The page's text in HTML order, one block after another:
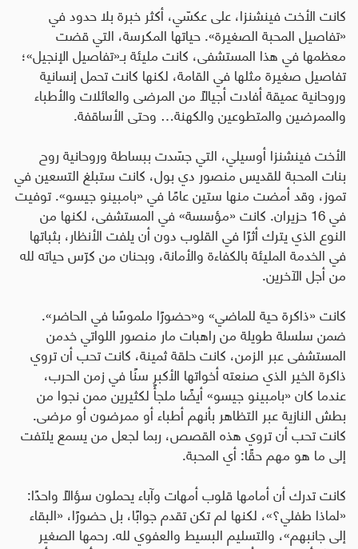
كانت الأخت فينشنزا، على عكسّي، أكثر خبرة بلا حدود في
«تفاصيل المحبة الصغيرة». حياتها المكرسة، التي قضت
معظمها في هذا المستشفى، كانت مليئة بـ«تفاصيل الإنجيل»؛
تفاصيل صغيرة مثلها في القامة، لكنها كانت تحمل إنسانية
وروحانية عميقة أفادت أجيالًا من المرضى والعائلات والأطباء
والممرضين والمتطوعين والكهنة… وحتى الأساقفة.
الأخت فينشنزا أوسيلي، التي جسّدت ببساطة وروحانية روح
بنات المحبة للقديس منصور دي بول، كانت ستبلغ التسعين في
تموز، وقد أمضت منها ستين عامًا في «بامبينو جيسو». توفيت
في 16 حزيران. كانت «مؤسسة» في المستشفى، لكنها من
النوع الذي يترك أثرًا في القلوب دون أن يلفت الأنظار، بثباتها
في الخدمة المليئة بالكفاءة والأمانة، وبحنان من كرّس حياته لله
من أجل الآخرين.
كانت «ذاكرة حية للماضي» و«حضورًا ملموسًا في الحاضر».
ضمن سلسلة طويلة من راهبات مار منصور اللواتي خدمن
المستشفى عبر الزمن، كانت حلقة ثمينة، كانت تحب أن تروي
ذاكرة الخير الذي صنعته أخواتها الأكبر سنًا في زمن الحرب،
عندما كان «بامبينو جيسو» أيضًا ملجأً لكثيرين ممن نجوا من
بطش النازية عبر التظاهر بأنهم أطباء أو ممرضون أو مرضى.
كانت تحب أن تروي هذه القصص، ربما لجعل من يسمع يلتفت
إلى ما هو مهم حقًا: أي المحبة.
كانت تدرك أن أمامها قلوب أمهات وآباء يحملون سؤالًا واحدًا:
«لماذا طفلي؟»، لكنها لم تكن تقدم جوابًا، بل حضورًا، «البقاء
إلى جانبهم»، والتسليم البسيط والعفوي لله. رحمها الصغير